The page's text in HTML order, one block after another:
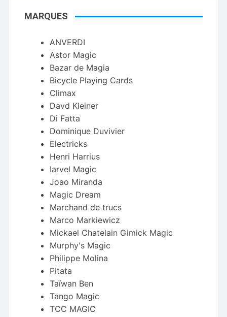
MARQUES
ANVERDI
Astor Magic
Bazar de Magia
Bicycle Playing Cards
Climax
Davd Kleiner
Di Fatta
Dominique Duvivier
Electricks
Henri Harrius
Iarvel Magic
Joao Miranda
Magic Dream
Marchand de trucs
Marco Markiewicz
Mickael Chatelain Gimick Magic
Murphy's Magic
Philippe Molina
Pitata
Taïwan Ben
Tango Magic
TCC MAGIC